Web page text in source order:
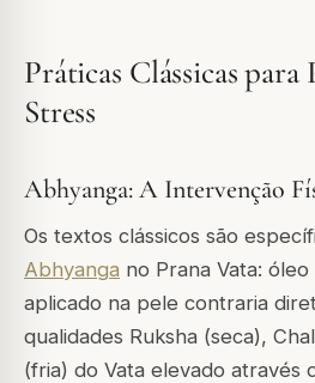
Práticas Clássicas para
Stress
Abhyanga: A Intervenção
Os textos clássicos são
Abhyanga no Prana Vata:
aplicado na pele contraria
qualidades Ruksha (seca),
(fria) do Vata elevado através